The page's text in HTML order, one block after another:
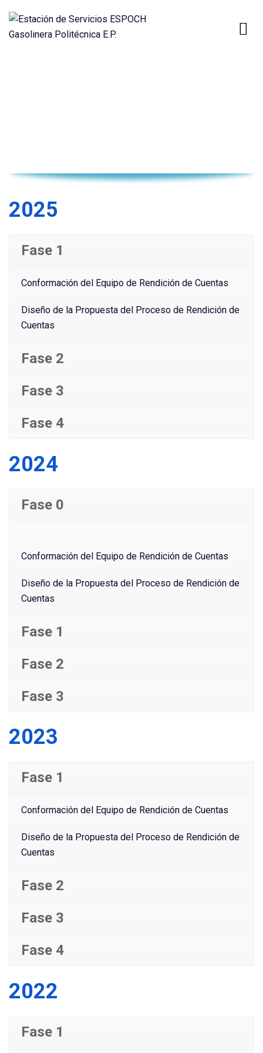
2025
Fase 1
Conformación del Equipo de Rendición de Cuentas
Diseño de la Propuesta del Proceso de Rendición de
Cuentas
Fase 2
Fase 3
Fase 4
2024
Fase 0
Conformación del Equipo de Rendición de Cuentas
Diseño de la Propuesta del Proceso de Rendición de
Cuentas
Fase 1
Fase 2
Fase 3
2023
Fase 1
Conformación del Equipo de Rendición de Cuentas
Diseño de la Propuesta del Proceso de Rendición de
Cuentas
Fase 2
Fase 3
Fase 4
2022
Fase 1